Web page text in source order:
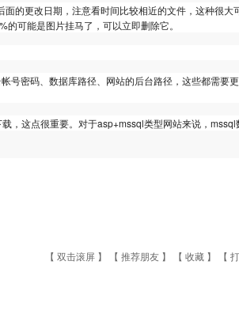
的更改日期，注意看时间比较相近的文件，这种很大
可能是图片挂马了，可以立即删除它。
号密码、数据库路径、网站的后台路径，这些都需要
，这点很重要。对于asp+mssql类型网站来说，mssql
【 双击滚屏 】 【 推荐朋友 】 【 收藏 】 【